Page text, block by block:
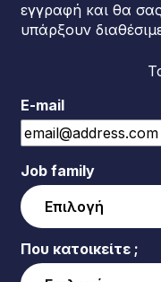
εγγραφή και θα
υπάρξουν
E-mail
Job family
Που κατοικείτε ;